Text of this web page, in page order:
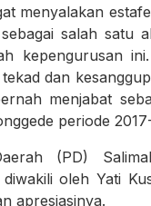
menyalakan
salah satu
kepengurusan
dan
menjabat
periode
(PD)
oleh Yati
apresiasinya.